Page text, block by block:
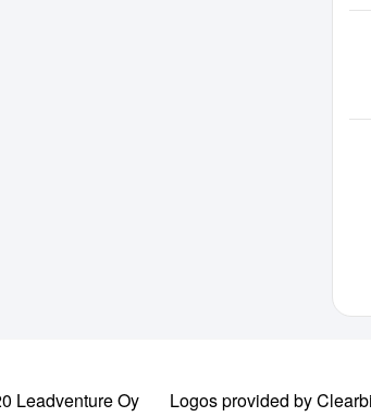
Leadventure Oy Logos provided by